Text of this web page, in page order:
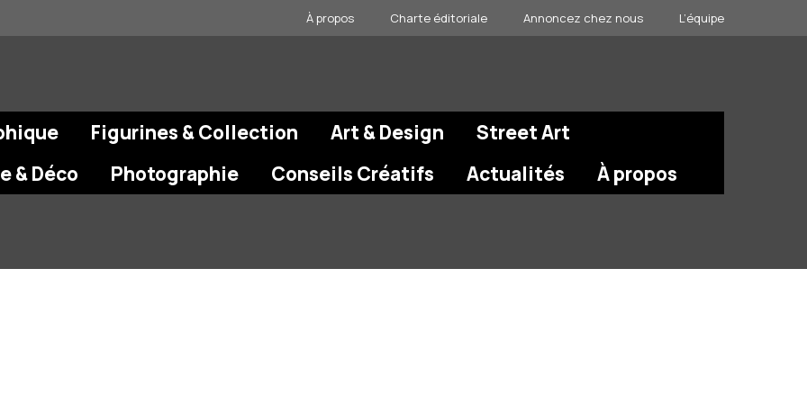
À propos Charte éditoriale Annoncez chez nous L’équipe
Figurines & Collection Art & Design
Street Art
& Déco
Photographie Conseils Créatifs Actualités À propos